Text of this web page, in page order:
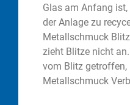
Glas am Anfang
der Anlage zu
Metallschmuck
zieht Blitze nicht
vom Blitz getroffen,
Metallschmuck